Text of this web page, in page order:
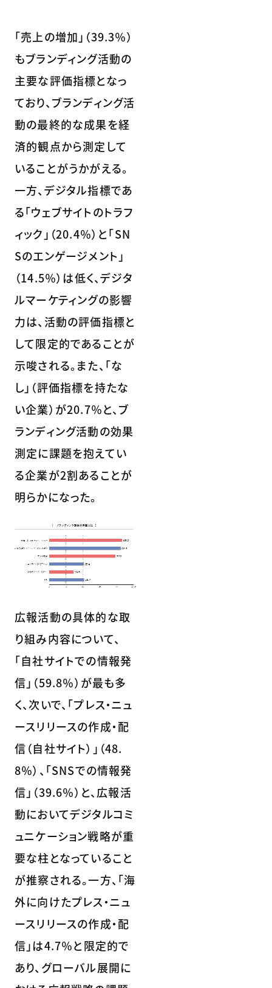
「売上の増加」（39.3％）
もブランディング活動の
主要な評価指標となっ
ており、ブランディング活
動の最終的な成果を経
済的観点から測定して
いることがうかがえる。
一方、デジタル指標であ
る「ウェブサイトのトラフ
ィック」（20.4％）と「SN
Sのエンゲージメント」
（14.5％）は低く、デジタ
ルマーケティングの影響
力は、活動の評価指標と
して限定的であることが
示唆される。また、「な
し」（評価指標を持たな
い企業）が20.7％と、ブ
ランディング活動の効果
測定に課題を抱えてい
る企業が2割あることが
明らかになった。
広報活動の具体的な取
り組み内容について、
「自社サイトでの情報発
信」（59.8％）が最も多
く、次いで、「プレス・ニュ
ースリリースの作成・配
信（自社サイト）」（48.
8％）、「SNSでの情報発
信」（39.6％）と、広報活
動においてデジタルコミ
ュニケーション戦略が重
要な柱となっていること
が推察される。一方、「海
外に向けたプレス・ニュ
ースリリースの作成・配
信」は4.7％と限定的で
あり、グローバル展開に